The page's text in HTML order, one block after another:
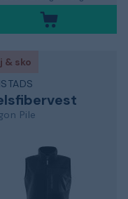
& sko
Pile